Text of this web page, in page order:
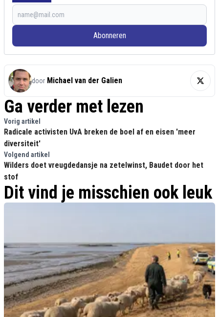
Abonneren
door Michael van der Galien
Ga verder met lezen
Vorig artikel
Radicale activisten UvA breken de boel af en eisen 'meer
diversiteit'
Volgend artikel
Wilders doet vreugdedansje na zetelwinst, Baudet door het
stof
Dit vind je misschien ook leuk